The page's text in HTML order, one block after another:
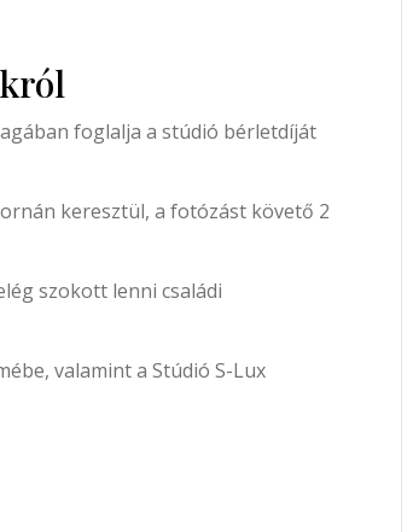
foglalja a stúdió bérletdíját
keresztül, a fotózást követő 2
szokott lenni családi
valamint a Stúdió S-Lux